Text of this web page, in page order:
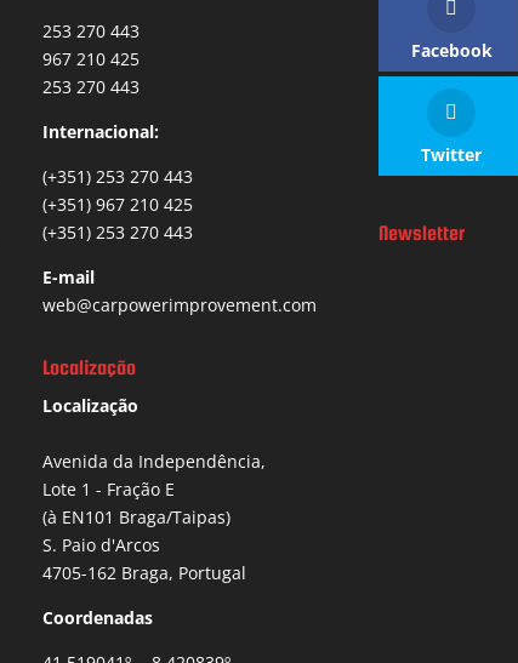
253 270 443
967 210 425
253 270 443
Internacional:
(+351) 253 270 443
(+351) 967 210 425
(+351) 253 270 443
E-mail
web@carpowerimprovement.com
Localização
Localização
Avenida da Independência,
Lote 1 - Fração E
(à EN101 Braga/Taipas)
S. Paio d'Arcos
4705-162 Braga, Portugal
Coordenadas
Facebook
Twitter
Newsletter